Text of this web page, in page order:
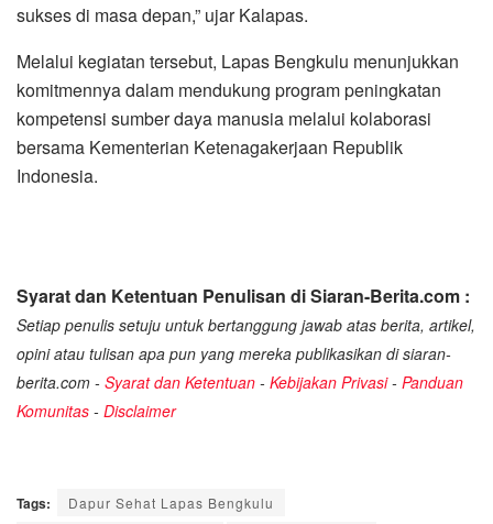
sukses di masa depan,” ujar Kalapas.
Melalui kegiatan tersebut, Lapas Bengkulu menunjukkan
komitmennya dalam mendukung program peningkatan
kompetensi sumber daya manusia melalui kolaborasi
bersama Kementerian Ketenagakerjaan Republik
Indonesia.
Syarat dan Ketentuan Penulisan di Siaran-Berita.com :
Setiap penulis setuju untuk bertanggung jawab atas berita, artikel,
opini atau tulisan apa pun yang mereka publikasikan di siaran-
berita.com - Syarat dan Ketentuan - Kebijakan Privasi- Panduan
Komunitas - Disclaimer
Tags:
Dapur Sehat Lapas Bengkulu